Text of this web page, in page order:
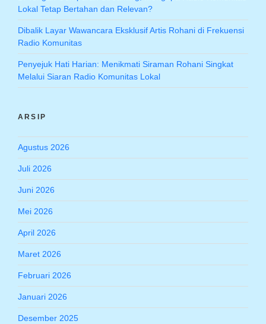
Lokal Tetap Bertahan dan Relevan?
Dibalik Layar Wawancara Eksklusif Artis Rohani di Frekuensi
Radio Komunitas
Penyejuk Hati Harian: Menikmati Siraman Rohani Singkat
Melalui Siaran Radio Komunitas Lokal
ARSIP
Agustus 2026
Juli 2026
Juni 2026
Mei 2026
April 2026
Maret 2026
Februari 2026
Januari 2026
Desember 2025